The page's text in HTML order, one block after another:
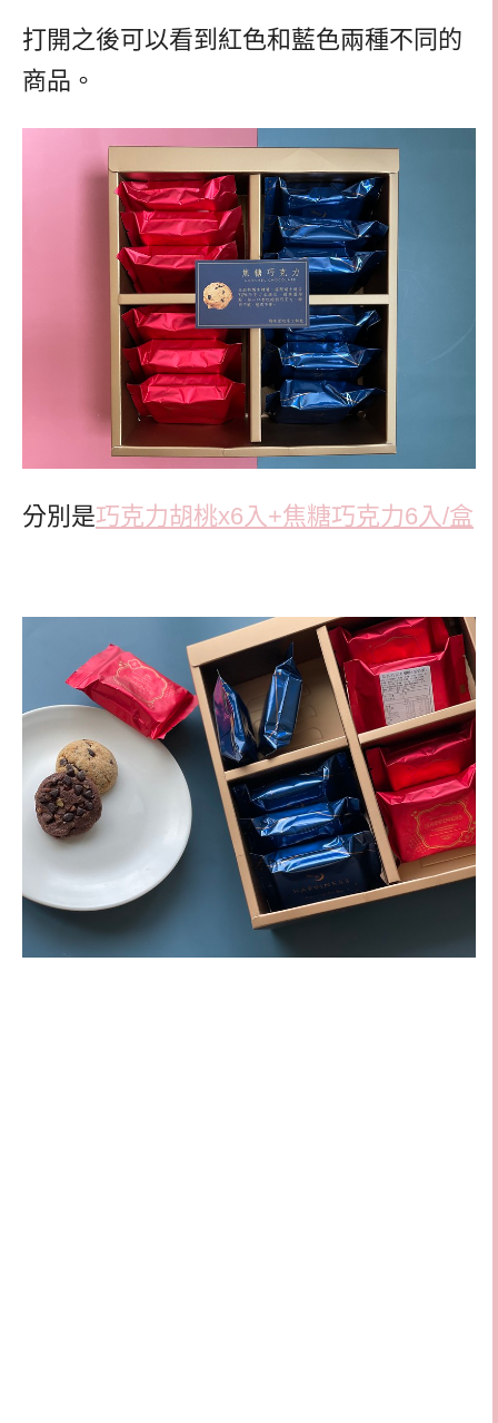
打開之後可以看到紅色和藍色兩種不同的
商品。
分別是巧克力胡桃x6入+焦糖巧克力6入/盒